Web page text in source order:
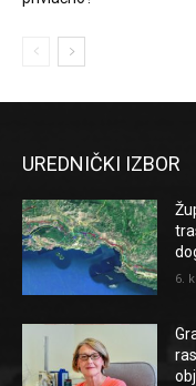
UREDNIČKI IZBOR
6.